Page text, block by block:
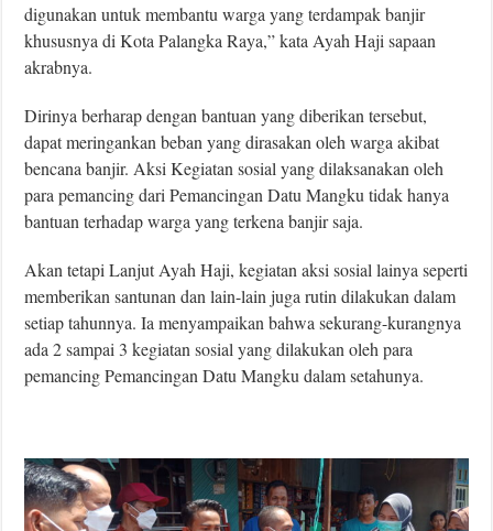
digunakan untuk membantu warga yang terdampak banjir
khususnya di Kota Palangka Raya,” kata Ayah Haji sapaan
akrabnya.
Dirinya berharap dengan bantuan yang diberikan tersebut,
dapat meringankan beban yang dirasakan oleh warga akibat
bencana banjir. Aksi Kegiatan sosial yang dilaksanakan oleh
para pemancing dari Pemancingan Datu Mangku tidak hanya
bantuan terhadap warga yang terkena banjir saja.
Akan tetapi Lanjut Ayah Haji, kegiatan aksi sosial lainya seperti
memberikan santunan dan lain-lain juga rutin dilakukan dalam
setiap tahunnya. Ia menyampaikan bahwa sekurang-kurangnya
ada 2 sampai 3 kegiatan sosial yang dilakukan oleh para
pemancing Pemancingan Datu Mangku dalam setahunya.